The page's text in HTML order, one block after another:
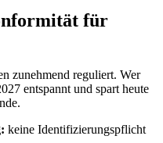
für
zunehmend reguliert. Wer
entspannt und spart heute
keine Identifizierungspflicht